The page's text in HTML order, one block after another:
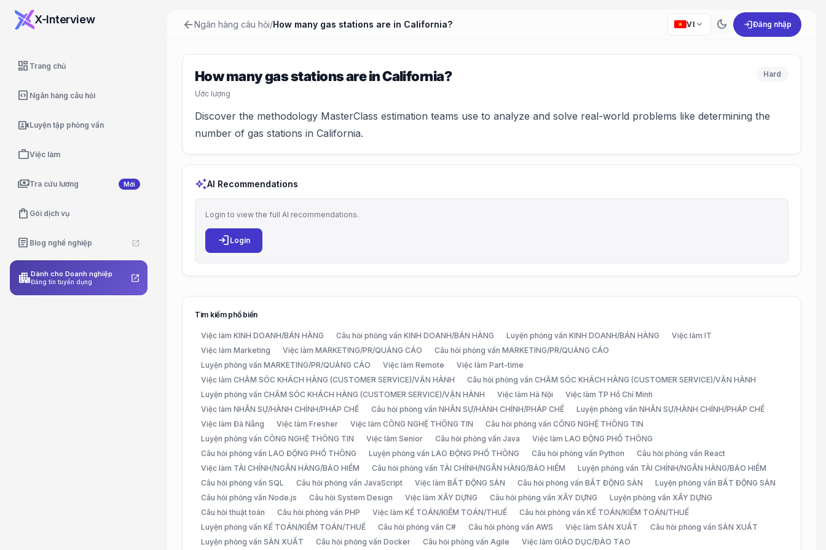
X-Interview
dashboard Trang chủ
code_blocks Ngân hàng câu hỏi
video_camera_frontLuyện tập phỏng vấn
workViệc làm
paymentsTra cứu lương Mới
shopping_bag Gói dịch vụ
article Blog nghề nghiệp open_in_new
apartmentDành cho Doanh nghiệp
Đăng tin tuyển dụng open_in_new
arrow_backNgân hàng câu hỏi/How many gas stations are in California? VI expand_more dark_mode loginĐăng nhập
How many gas stations are in California?
Ước lượng
Hard
Discover the methodology MasterClass estimation teams use to analyze and solve real-world problems like determining the
number of gas stations in California.
auto_awesomeAI Recommendations
Login to view the full AI recommendations.
login Login
Tìm kiếm phổ biến
Việc làm KINH DOANH/BÁN HÀNG Câu hỏi phỏng vấn KINH DOANH/BÁN HÀNG Luyện phỏng vấn KINH DOANH/BÁN HÀNG
Việc làm IT
Việc làm Marketing
Việc làm MARKETING/PR/QUẢNG CÁO
Câu hỏi phỏng vấn MARKETING/PR/QUẢNG CÁO
Luyện phỏng vấn MARKETING/PR/QUẢNG CÁO
Việc làm Remote
Việc làm Part-time
Việc làm CHĂM SÓC KHÁCH HÀNG (CUSTOMER SERVICE)/VẬN HÀNH
Câu hỏi phỏng vấn CHĂM SÓC KHÁCH HÀNG (CUSTOMER SERVICE)/VẬN HÀNH
Luyện phỏng vấn CHĂM SÓC KHÁCH HÀNG (CUSTOMER SERVICE)/VẬN HÀNH
Việc làm Hà Nội
Việc làm TP Hồ Chí Minh
Việc làm NHÂN SỰ/HÀNH CHÍNH/PHÁP CHẾ
Câu hỏi phỏng vấn NHÂN SỰ/HÀNH CHÍNH/PHÁP CHẾ
Luyện phỏng vấn NHÂN SỰ/HÀNH CHÍNH/PHÁP CHẾ
Việc làm Đà Nẵng
Việc làm Fresher Việc làm CÔNG NGHỆ THÔNG TIN
Câu hỏi phỏng vấn CÔNG NGHỆ THÔNG TIN
Luyện phỏng vấn CÔNG NGHỆ THÔNG TIN
Việc làm Senior Câu hỏi phỏng vấn Java
Việc làm LAO ĐỘNG PHỔ THÔNG
Câu hỏi phỏng vấn LAO ĐỘNG PHỔ THÔNG
Luyện phỏng vấn LAO ĐỘNG PHỔ THÔNG Câu hỏi phỏng vấn Python
Câu hỏi phỏng vấn React
Việc làm TÀI CHÍNH/NGÂN HÀNG/BẢO HIỂM
Câu hỏi phỏng vấn TÀI CHÍNH/NGÂN HÀNG/BẢO HIỂM
Luyện phỏng vấn TÀI CHÍNH/NGÂN HÀNG/BẢO HIỂM
Câu hỏi phỏng vấn SQL
Câu hỏi phỏng vấn JavaScript Việc làm BẤT ĐỘNG SẢN Câu hỏi phỏng vấn BẤT ĐỘNG SẢN
Luyện phỏng vấn BẤT ĐỘNG SẢN
Câu hỏi phỏng vấn Node.js
Câu hỏi System Design Việc làm XÂY DỰNG Câu hỏi phỏng vấn XÂY DỰNG
Luyện phỏng vấn XÂY DỰNG
Câu hỏi thuật toán
Câu hỏi phỏng vấn PHP Việc làm KẾ TOÁN/KIỂM TOÁN/THUẾ
Câu hỏi phỏng vấn KẾ TOÁN/KIỂM TOÁN/THUẾ
Luyện phỏng vấn KẾ TOÁN/KIỂM TOÁN/THUẾ
Câu hỏi phỏng vấn C# Câu hỏi phỏng vấn AWS Việc làm SẢN XUẤT
Câu hỏi phỏng vấn SẢN XUẤT
Luyện phỏng vấn SẢN XUẤT
Câu hỏi phỏng vấn Docker Câu hỏi phỏng vấn Agile Việc làm GIÁO DỤC/ĐÀO TẠO